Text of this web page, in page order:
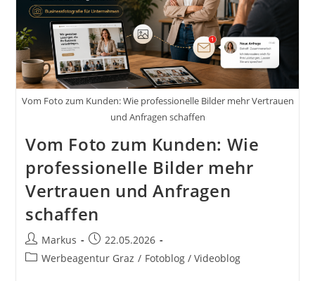
Vom Foto zum Kunden: Wie professionelle Bilder mehr Vertrauen
und Anfragen schaffen
Vom Foto zum Kunden: Wie
professionelle Bilder mehr
Vertrauen und Anfragen
schaffen
Beitrags-
Autor:
Markus
Beitrag
veröffentlicht:
22.05.2026
Beitrags-
Werbeagentur Graz / Fotoblog / Videoblog